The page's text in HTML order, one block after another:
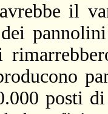
il
posti